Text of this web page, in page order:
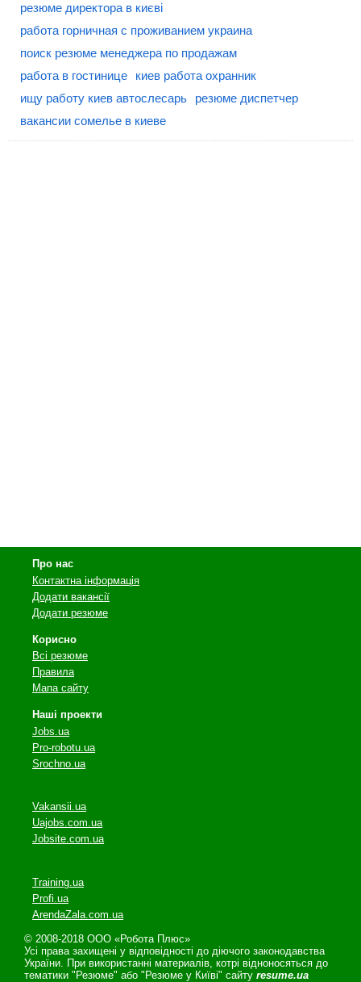
резюме директора в києві
работа горничная с проживанием украина
поиск резюме менеджера по продажам
работа в гостинице
киев работа охранник
ищу работу киев автослесарь
резюме диспетчер
вакансии сомелье в киеве
Про нас
Контактна інформація
Додати вакансії
Додати резюме
Корисно
Всі резюме
Правила
Мапа сайту
Наші проекти
Jobs.ua
Pro-robotu.ua
Srochno.ua
Vakansii.ua
Uajobs.com.ua
Jobsite.com.ua
Training.ua
Profi.ua
ArendaZala.com.ua
© 2008-2018 ООО «Робота Плюс»
Усі права захищені у відповідності до діючого законодавства
України. При використанні материалів, котрі відноносяться до
тематики "Резюме" або "Резюме у Київі" сайту resume.ua